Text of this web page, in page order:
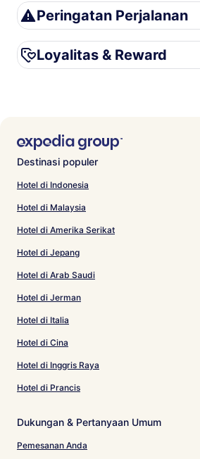
Peringatan Perjalanan
Peringatan Perjalanan
Loyalitas & Reward
Loyalitas & Reward
Destinasi populer
Hotel di Indonesia
Hotel di Malaysia
Hotel di Amerika Serikat
Hotel di Jepang
Hotel di Arab Saudi
Hotel di Jerman
Hotel di Italia
Hotel di Cina
Hotel di Inggris Raya
Hotel di Prancis
Dukungan & Pertanyaan Umum
Pemesanan Anda